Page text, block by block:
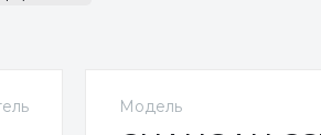
Модель